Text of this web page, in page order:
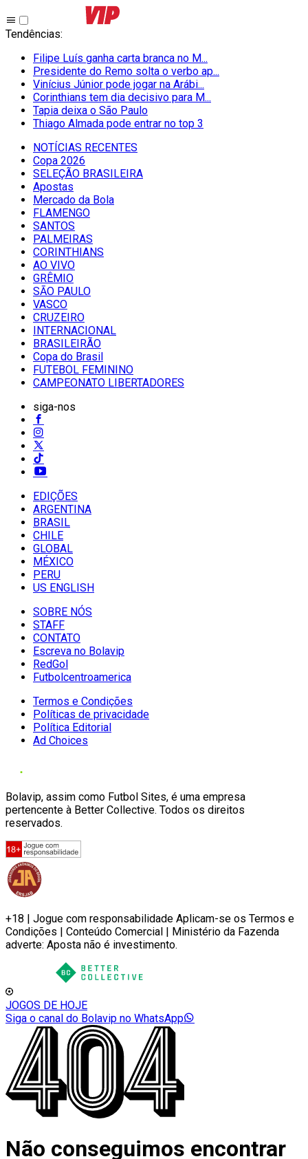
Tendências:
Filipe Luís ganha carta branca no M...
Presidente do Remo solta o verbo ap...
Vinícius Júnior pode jogar na Arábi...
Corinthians tem dia decisivo para M...
Tapia deixa o São Paulo
Thiago Almada pode entrar no top 3
NOTÍCIAS RECENTES
Copa 2026
SELEÇÃO BRASILEIRA
Apostas
Mercado da Bola
FLAMENGO
SANTOS
PALMEIRAS
CORINTHIANS
AO VIVO
GRÊMIO
SĀO PAULO
VASCO
CRUZEIRO
INTERNACIONAL
BRASILEIRÃO
Copa do Brasil
FUTEBOL FEMININO
CAMPEONATO LIBERTADORES
siga-nos
EDIÇÕES
ARGENTINA
BRASIL
CHILE
GLOBAL
MÉXICO
PERU
US ENGLISH
SOBRE NÓS
STAFF
CONTATO
Escreva no Bolavip
RedGol
Futbolcentroamerica
Termos e Condições
Políticas de privacidade
Política Editorial
Ad Choices
Bolavip, assim como Futbol Sites, é uma empresa
pertencente à Better Collective. Todos os direitos
reservados.
+18 | Jogue com responsabilidade Aplicam-se os Termos e
Condições | Conteúdo Comercial | Ministério da Fazenda
adverte: Aposta não é investimento.
JOGOS DE HOJE
Siga o canal do Bolavip no WhatsApp
Não conseguimos encontrar